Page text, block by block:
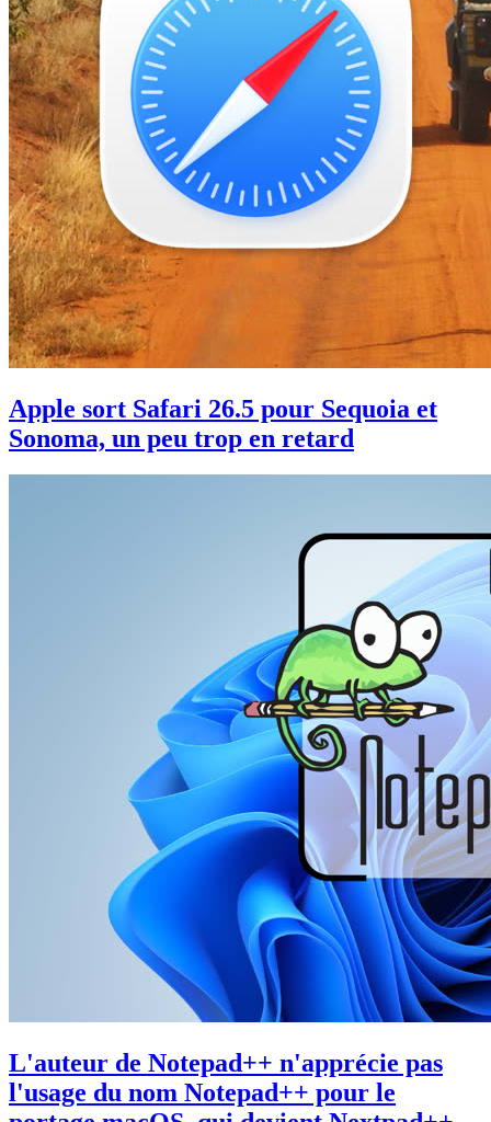
Apple sort Safari 26.5 pour Sequoia et
Sonoma, un peu trop en retard
L'auteur de Notepad++ n'apprécie pas
l'usage du nom Notepad++ pour le